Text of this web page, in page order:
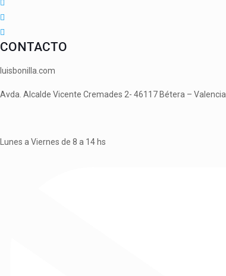
CONTACTO
luisbonilla.com
Avda. Alcalde Vicente Cremades 2- 46117 Bétera – Valencia
Lunes a Viernes de 8 a 14 hs